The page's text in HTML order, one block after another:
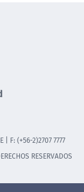
| F: (+56-2)2707 7777
RESERVADOS